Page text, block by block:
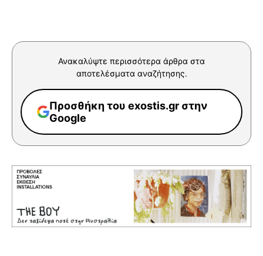
Ανακαλύψτε περισσότερα άρθρα στα
αποτελέσματα αναζήτησης.
Προσθήκη του exostis.gr στην
Google